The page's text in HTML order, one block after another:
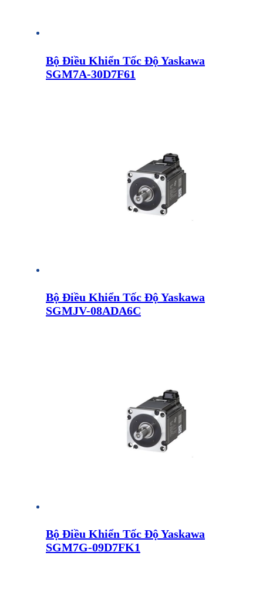
Bộ Điều Khiển Tốc Độ Yaskawa
SGM7A-30D7F61
Bộ Điều Khiển Tốc Độ Yaskawa
SGMJV-08ADA6C
Bộ Điều Khiển Tốc Độ Yaskawa
SGM7G-09D7FK1